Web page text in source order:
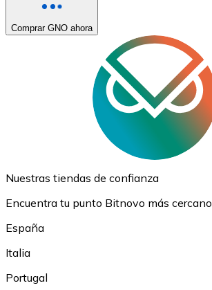
Comprar GNO ahora
Nuestras tiendas de confianza
Encuentra tu punto Bitnovo más cercano
España
Italia
Portugal